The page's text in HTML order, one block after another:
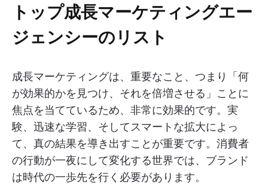
トップ成長マーケティングエー
ジェンシーのリスト
成長マーケティングは、重要なこと、つまり「何
が効果的かを見つけ、それを倍増させる」ことに
焦点を当てているため、非常に効果的です。実
験、迅速な学習、そしてスマートな拡大によっ
て、真の結果を導き出すことが重要です。消費者
の行動が一夜にして変化する世界では、ブランド
は時代の一歩先を行く必要があります。